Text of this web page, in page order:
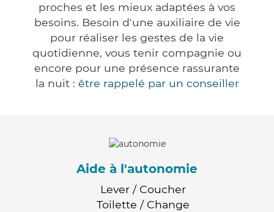
proches et les mieux adaptées à vos
besoins. Besoin d'une auxiliaire de vie
pour réaliser les gestes de la vie
quotidienne, vous tenir compagnie ou
encore pour une présence rassurante
la nuit : être rappelé par un conseiller
Aide à l'autonomie
Lever / Coucher
Toilette / Change